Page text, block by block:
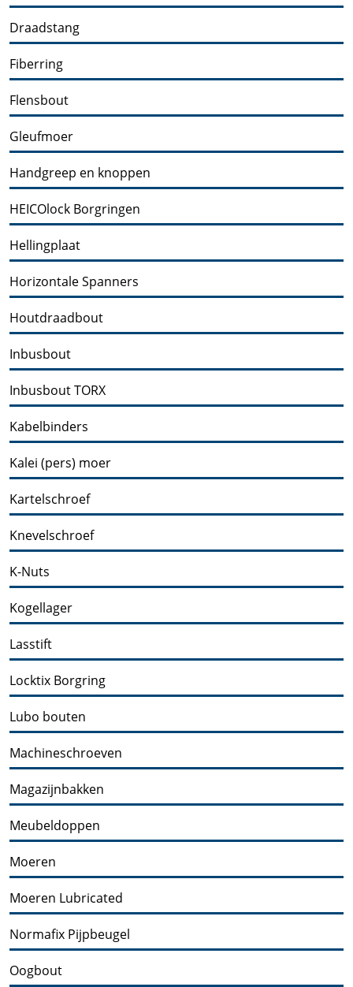
Draadstang
Fiberring
Flensbout
Gleufmoer
Handgreep en knoppen
HEICOlock Borgringen
Hellingplaat
Horizontale Spanners
Houtdraadbout
Inbusbout
Inbusbout TORX
Kabelbinders
Kalei (pers) moer
Kartelschroef
Knevelschroef
K-Nuts
Kogellager
Lasstift
Locktix Borgring
Lubo bouten
Machineschroeven
Magazijnbakken
Meubeldoppen
Moeren
Moeren Lubricated
Normafix Pijpbeugel
Oogbout